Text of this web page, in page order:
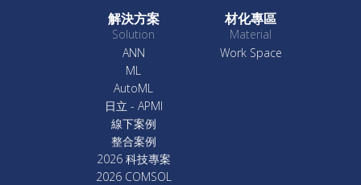
解決方案
Solution
ANN
ML
AutoML
日立 - APMI
線下案例
整合案例
2026 科技專案
2026 COMSOL
材化專區
Material
Work Space